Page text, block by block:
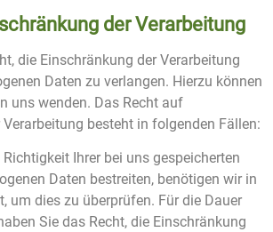
der Verarbeitung
die Einschränkung der Verarbeitung
Daten zu verlangen. Hierzu können
uns wenden. Das Recht auf
besteht in folgenden Fällen:
Richtigkeit Ihrer bei uns gespeicherten
Daten bestreiten, benötigen wir in
um dies zu überprüfen. Für die Dauer
Sie das Recht, die Einschränkung